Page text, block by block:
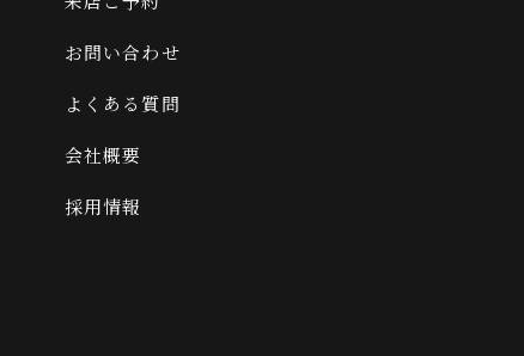
お問い合わせ
よくある質問
会社概要
採用情報